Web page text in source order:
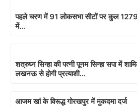
पहले चरण में 91 लोकसभा सीटों पर कुल 1279
में…
शत्रुघ्न सिन्हा की पत्नी पूनम सिन्हा सपा में
लखनऊ से होगी प्रत्याशी…
आजम खां के विरूद्ध गोरखपुर में मुकदमा दर्ज